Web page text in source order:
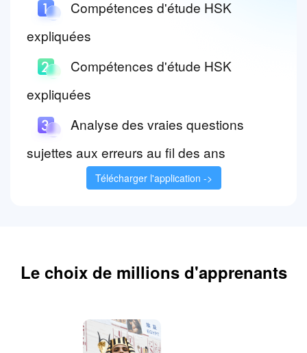
Compétences d'étude HSK
expliquées
Compétences d'étude HSK
expliquées
Analyse des vraies questions
sujettes aux erreurs au fil des ans
Télécharger l'application ->
Le choix de millions d'apprenants